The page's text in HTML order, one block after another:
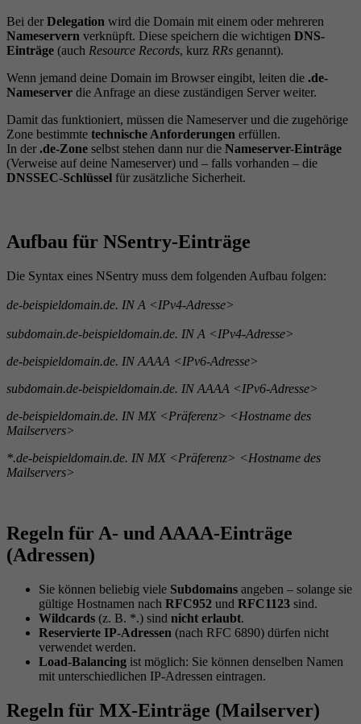
Bei der Delegation wird die Domain mit einem oder mehreren
Nameservern verknüpft. Diese speichern die wichtigen DNS-
Einträge (auch Resource Records, kurz RRs genannt).
Wenn jemand deine Domain im Browser eingibt, leiten die .de-
Nameserver die Anfrage an diese zuständigen Server weiter.
Damit das funktioniert, müssen die Nameserver und die zugehörige
Zone bestimmte technische Anforderungen erfüllen.
In der .de-Zone selbst stehen dann nur die Nameserver-Einträge
(Verweise auf deine Nameserver) und – falls vorhanden – die
DNSSEC-Schlüssel für zusätzliche Sicherheit.
Aufbau für NSentry-Einträge
Die Syntax eines NSentry muss dem folgenden Aufbau folgen:
de-beispieldomain.de. IN A <IPv4-Adresse>
subdomain.de-beispieldomain.de. IN A <IPv4-Adresse>
de-beispieldomain.de. IN AAAA <IPv6-Adresse>
subdomain.de-beispieldomain.de. IN AAAA <IPv6-Adresse>
de-beispieldomain.de. IN MX <Präferenz> <Hostname des
Mailservers>
*.de-beispieldomain.de. IN MX <Präferenz> <Hostname des
Mailservers>
Regeln für A- und AAAA-Einträge
(Adressen)
Sie können beliebig viele Subdomains angeben – solange sie
gültige Hostnamen nach RFC952 und RFC1123 sind.
Wildcards (z. B. *.) sind nicht erlaubt.
Reservierte IP-Adressen (nach RFC 6890) dürfen nicht
verwendet werden.
Load-Balancing ist möglich: Sie können denselben Namen
mit unterschiedlichen IP-Adressen eintragen.
Regeln für MX-Einträge (Mailserver)